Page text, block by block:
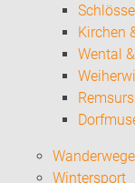
Kirchen
Wental
Wanderwege
Wintersport